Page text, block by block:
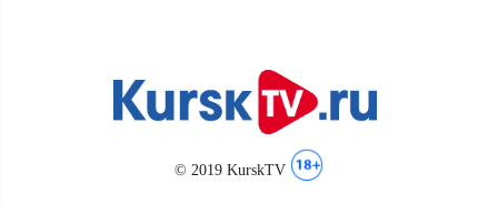
© 2019 KurskTV